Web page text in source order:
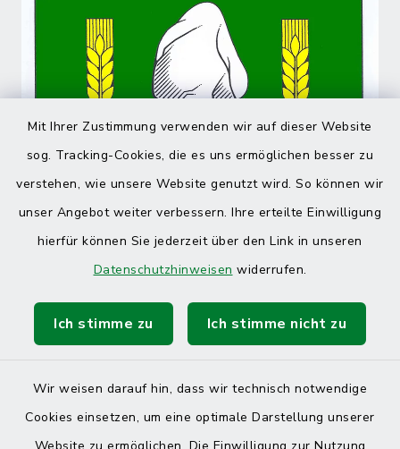
Mit Ihrer Zustimmung verwenden wir auf dieser Website
sog. Tracking-Cookies, die es uns ermöglichen besser zu
verstehen, wie unsere Website genutzt wird. So können wir
unser Angebot weiter verbessern. Ihre erteilte Einwilligung
hierfür können Sie jederzeit über den Link in unseren
Datenschutzhinweisen widerrufen.
Ich stimme zu Ich stimme nicht zu
Wir weisen darauf hin, dass wir technisch notwendige
Cookies einsetzen, um eine optimale Darstellung unserer